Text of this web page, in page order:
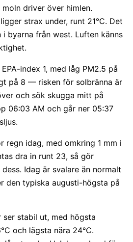
driver över himlen.
strax under, runt 21°C. Det
byarna från west. Luften känns
index 1, med låg PM2.5 på
på 8 — risken för solbränna är
och sök skugga mitt på
06:03 AM och går ner 05:37
regn idag, med omkring 1 mm i
dra in runt 23, så gör
Idag är svalare än normalt
den typiska augusti-högsta på
ser stabil ut, med högsta
och lägsta nära 24°C.